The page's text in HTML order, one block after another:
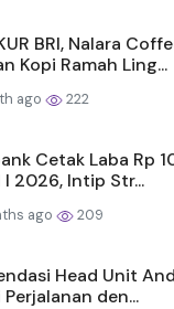
BRI, Nalara
Kopi Ramah Ling...
ago 222
Cetak Laba Rp
2026, Intip Str...
ago 209
Head Unit
Perjalanan den...